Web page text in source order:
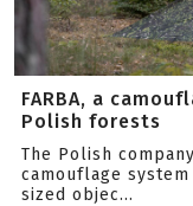
FARBA, a
Polish forests
The Polish
camouflage
sized objec...